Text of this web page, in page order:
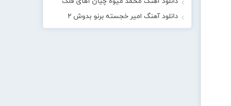
دانلود آهنگ امیر خجسته برنو بدوش ۲